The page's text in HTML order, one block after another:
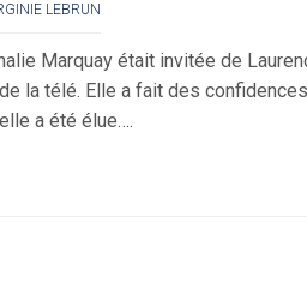
LEBRUN
Marquay était invitée de
la télé. Elle a fait des confidences
a été élue….